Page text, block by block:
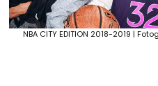
NBA CITY EDITION 2018-2019 |